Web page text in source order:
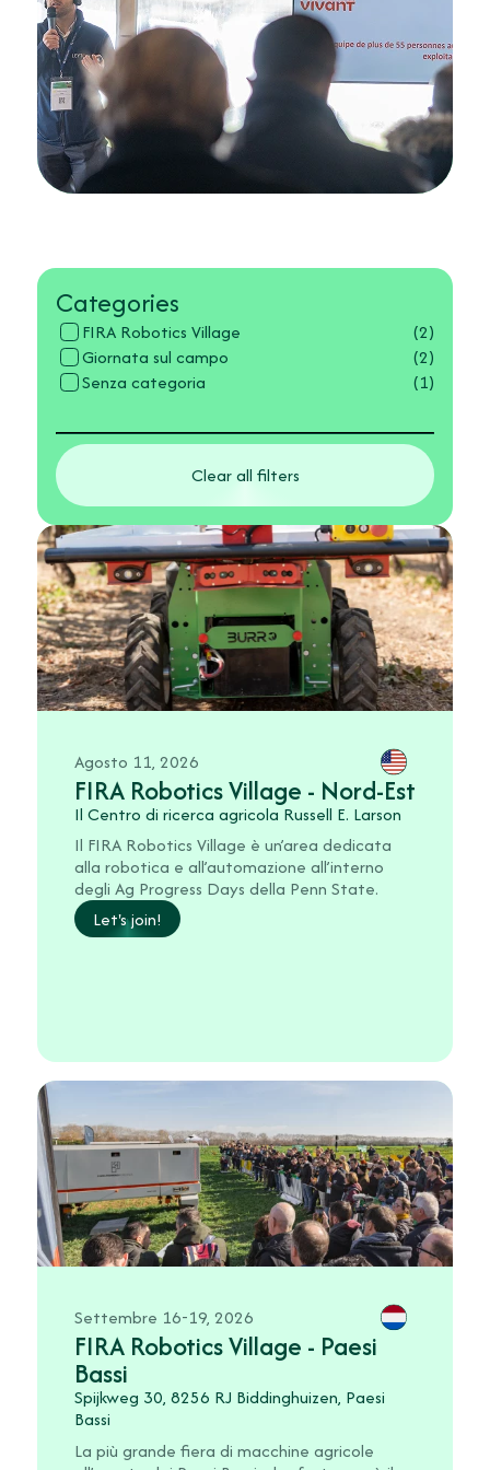
Categories
FIRA Robotics Village
(2)
Giornata sul campo
(2)
Senza categoria
(1)
Clear all filters
Agosto 11, 2026
FIRA Robotics Village - Nord-Est
Il Centro di ricerca agricola Russell E. Larson
Il FIRA Robotics Village è un’area dedicata
alla robotica e all’automazione all’interno
degli Ag Progress Days della Penn State.
Let's join!
Settembre 16-19, 2026
FIRA Robotics Village - Paesi
Bassi
Spijkweg 30, 8256 RJ Biddinghuizen, Paesi
Bassi
La più grande fiera di macchine agricole